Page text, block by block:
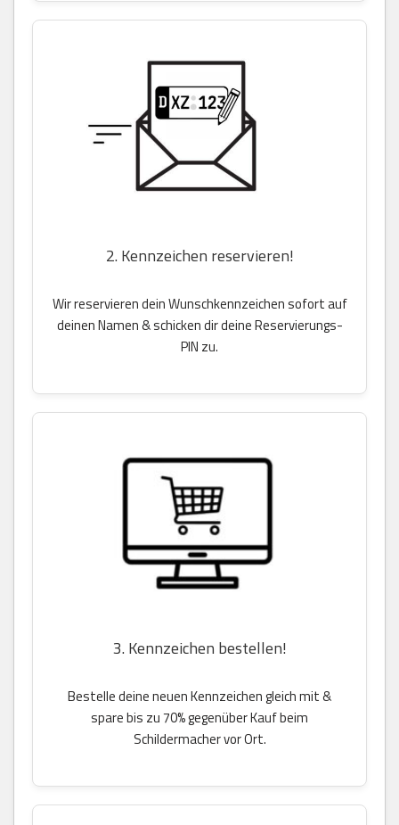
2. Kennzeichen reservieren!
Wir reservieren dein Wunschkennzeichen sofort auf
deinen Namen & schicken dir deine Reservierungs-
PIN zu.
3. Kennzeichen bestellen!
Bestelle deine neuen Kennzeichen gleich mit &
spare bis zu 70% gegenüber Kauf beim
Schildermacher vor Ort.